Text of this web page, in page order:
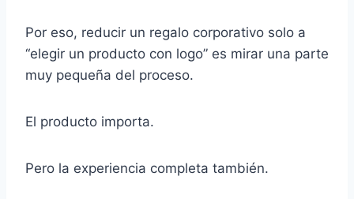
Por eso, reducir un regalo corporativo solo a
“elegir un producto con logo” es mirar una parte
muy pequeña del proceso.
El producto importa.
Pero la experiencia completa también.